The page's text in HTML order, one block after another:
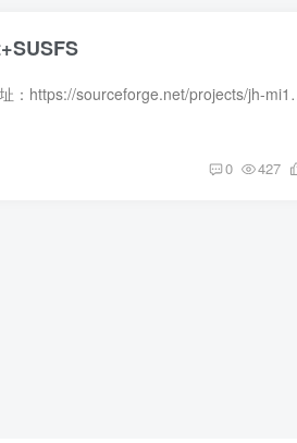
本教程与小米10通用内核来源By: @jhisme下载
0 427